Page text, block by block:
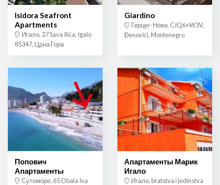
Isidora Seafront
Apartments
Игало, 27 Sava Ilića, Igalo
85347, Црна Гора
Giardino
Герцег-Нови, CJQ6+W3V,
Đenovići, Montenegro
Попович
Апартаменты
Сутоморе, 65 Obala Iva
Апартаменты Марик
Игало
Игало, bratstva i jedinstva